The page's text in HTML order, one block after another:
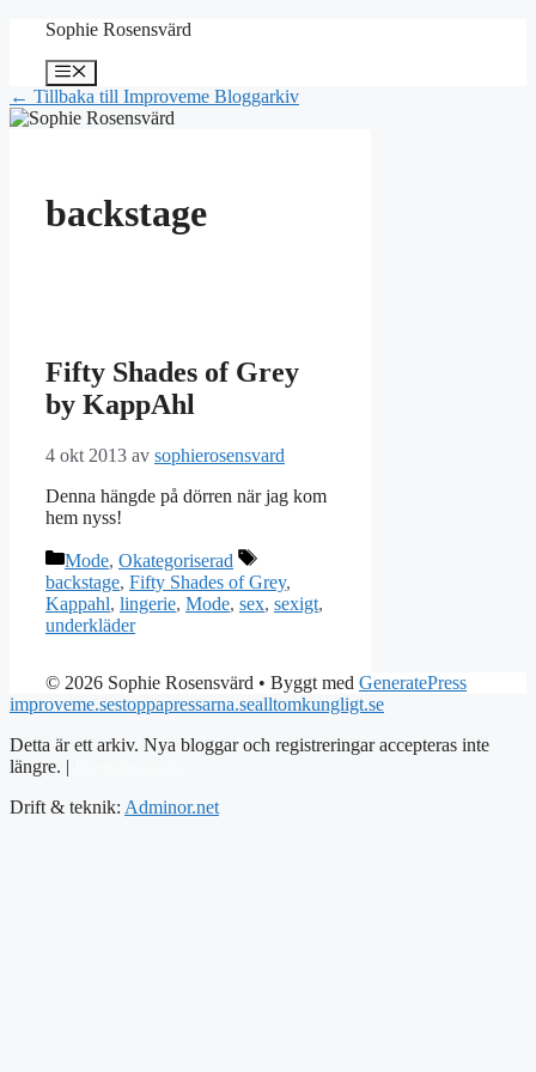
Hoppa
innehåll
Sophie Rosensvärd
Meny
← Tillbaka till Improveme Bloggarkiv
backstage
Fifty Shades of Grey
by KappAhl
4 okt 2013 av sophierosensvard
Denna hängde på dörren när jag kom
hem nyss!
Kategorier
Mode, Okategoriserad
Etiketter
backstage, Fifty Shades of Grey,
Kappahl, lingerie, Mode, sex, sexigt,
underkläder
© 2026 Sophie Rosensvärd • Byggt med GeneratePress
improveme.sestoppapressarna.sealltomkungligt.se
Detta är ett arkiv. Nya bloggar och registreringar accepteras inte
längre. |
Drift & teknik: Adminor.net